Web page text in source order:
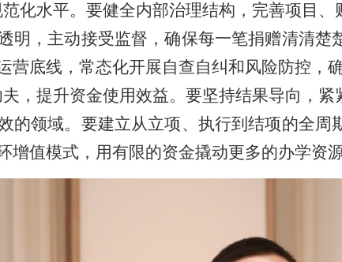
化水平。要健全内部治理结构，完善项目
明，主动接受监督，确保每一笔捐赠清清
营底线，常态化开展自查自纠和风险防控，
，提升资金使用效益。要坚持结果导向，
的领域。要建立从立项、执行到结项的全周
增值模式，用有限的资金撬动更多的办学资